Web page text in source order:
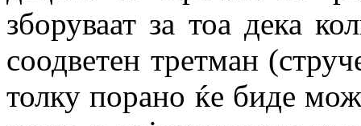
зборуваат за тоа дека
соодветен третман
толку порано ќе биде